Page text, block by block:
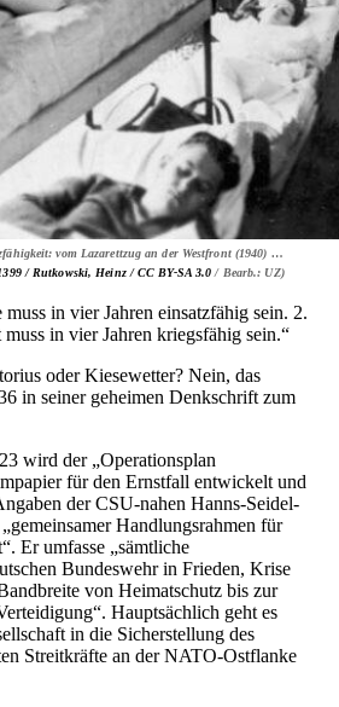
vom Lazarettzug an der Westfront (1940) …
/ Rutkowski, Heinz / CC BY-SA 3.0 / Bearb.: UZ)
in vier Jahren einsatzfähig sein. 2.
in vier Jahren kriegsfähig sein.“
oder Kiesewetter? Nein, das
in seiner geheimen Denkschrift zum
wird der „Operationsplan
für den Ernstfall entwickelt und
der CSU-nahen Hanns-Seidel-
Handlungsrahmen für
Er umfasse „sämtliche
Bundeswehr in Frieden, Krise
von Heimatschutz bis zur
Hauptsächlich geht es
in die Sicherstellung des
Streitkräfte an der NATO-Ostflanke